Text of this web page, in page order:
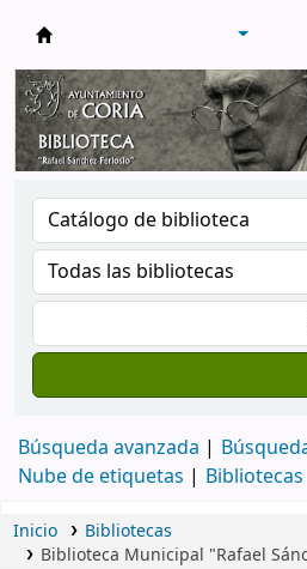
Biblioteca Municipal de
Búsqueda avanzada
Nube de etiquetas
Bibliotecas
Inicio
Bibliotecas
Biblioteca Municipal "Rafael